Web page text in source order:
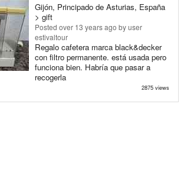
Gijón, Principado de Asturias, España
> gift
Posted over 13 years ago by user
estivaltour
Regalo cafetera marca black&decker
con filtro permanente. está usada pero
funciona bien. Habría que pasar a
recogerla
2875 views